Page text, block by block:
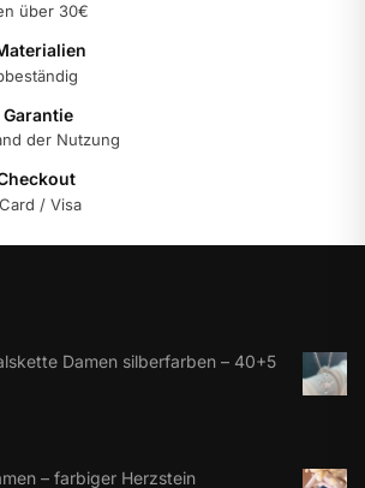
über 30€
der Nutzung
/ Visa
Damen silberfarben – 40+5
– farbiger Herzstein